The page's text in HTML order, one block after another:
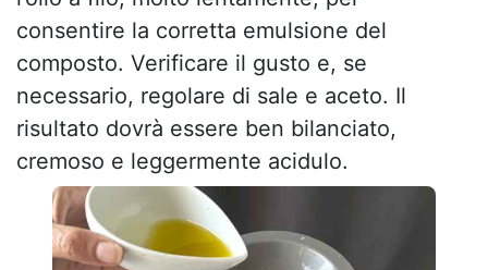
consentire la corretta emulsione del
composto. Verificare il gusto e, se
necessario, regolare di sale e aceto. Il
risultato dovrà essere ben bilanciato,
cremoso e leggermente acidulo.